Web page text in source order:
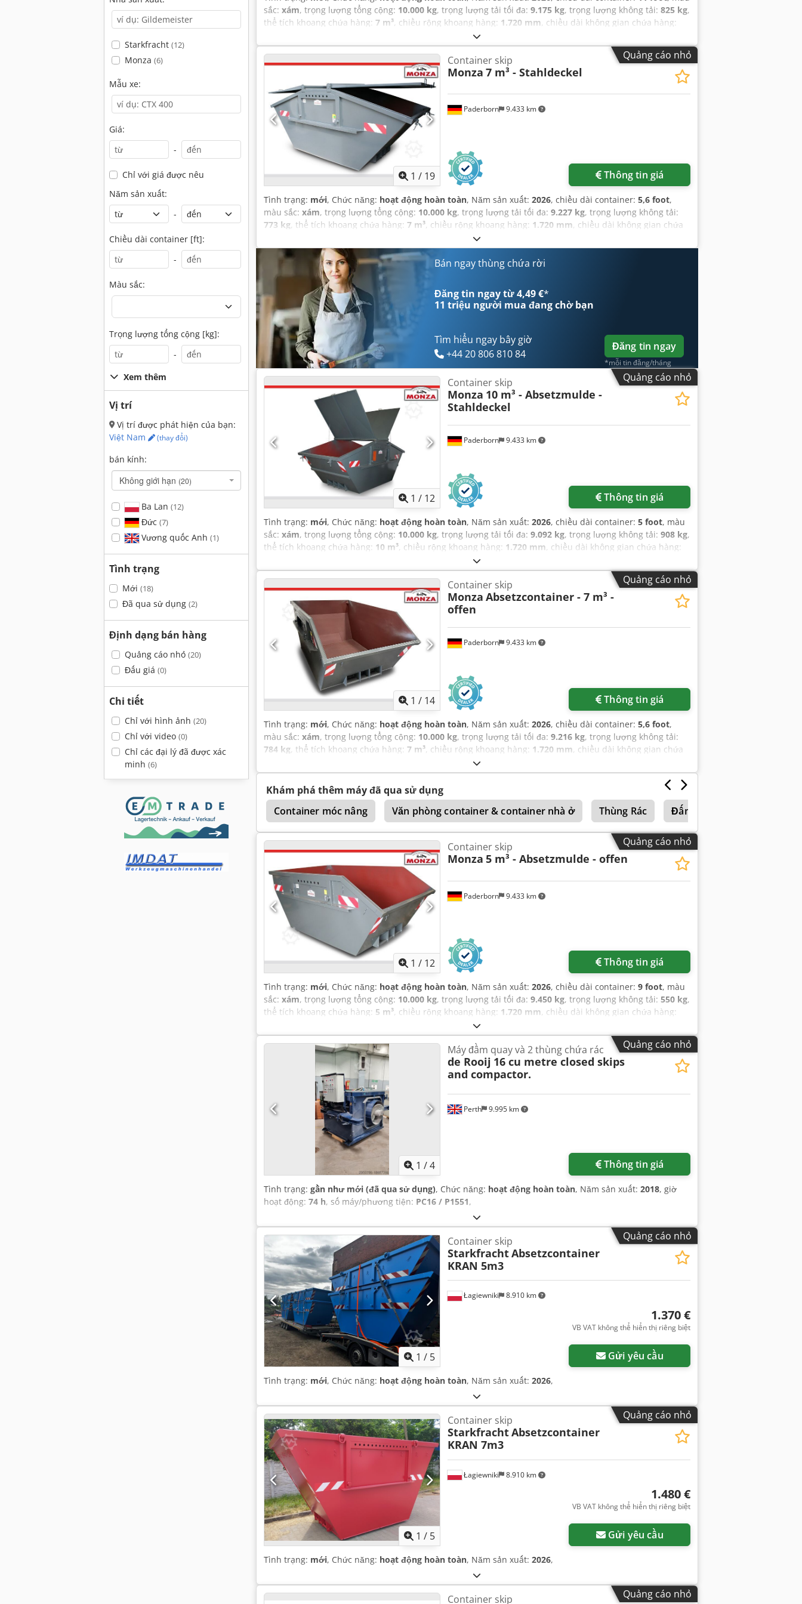
Starkfracht (12)
Monza (6)
Mẫu xe:
Giá:
-
Chỉ với giá được nêu
Năm sản xuất:
-
Chiều dài container [ft]:
-
Màu sắc:
Trọng lượng tổng cộng [kg]:
-
Xem thêm
Vị trí
Vị trí được phát hiện của bạn:
Việt Nam
(thay đổi)
bán kính:
Không giới hạn (20)
Ba Lan (12)
Đức (7)
Vương quốc Anh (1)
Tình trạng
Mới (18)
Đã qua sử dụng (2)
Định dạng bán hàng
Quảng cáo nhỏ (20)
Đấu giá (0)
Chi tiết
Chỉ với hình ảnh (20)
Chỉ với video (0)
Chỉ các đại lý đã được xác
minh (6)
sắc: xám, trọng lượng tổng cộng: 10.000 kg, trọng lượng tải tối đa: 9.175 kg, trọng lượng không tải: 825 kg,
thể tích khoang chứa hàng: 7 m³, chiều rộng khoang hàng: 1.720 mm, chiều dài không gian chứa hàng:
Quảng cáo nhỏ
1 / 19
Paderborn 9.433 km
Container skip
Monza 7 m³ - Stahldeckel
Thông tin giá
Tình trạng: mới, Chức năng: hoạt động hoàn toàn, Năm sản xuất: 2026, chiều dài container: 5,6 foot,
màu sắc: xám, trọng lượng tổng cộng: 10.000 kg, trọng lượng tải tối đa: 9.227 kg, trọng lượng không tải:
773 kg, thể tích khoang chứa hàng: 7 m³, chiều rộng khoang hàng: 1.720 mm, chiều dài không gian chứa
1.500 mm
Bán ngay thùng chứa rời
Đăng tin ngay từ 4,49 €*
11 triệu người mua đang chờ bạn
Tìm hiểu ngay bây giờ
+44 20 806 810 84
Đăng tin ngay
*mỗi tin đăng/tháng
Quảng cáo nhỏ
1 / 12
Paderborn 9.433 km
Container skip
Monza 10 m³ - Absetzmulde -
Stahldeckel
Thông tin giá
Tình trạng: mới, Chức năng: hoạt động hoàn toàn, Năm sản xuất: 2026, chiều dài container: 5 foot, màu
sắc: xám, trọng lượng tổng cộng: 10.000 kg, trọng lượng tải tối đa: 9.092 kg, trọng lượng không tải: 908 kg,
thể tích khoang chứa hàng: 10 m³, chiều rộng khoang hàng: 1.720 mm, chiều dài không gian chứa hàng:
Quảng cáo nhỏ
1 / 14
Paderborn 9.433 km
Container skip
Monza Absetzcontainer - 7 m³ -
offen
Thông tin giá
Tình trạng: mới, Chức năng: hoạt động hoàn toàn, Năm sản xuất: 2026, chiều dài container: 5,6 foot,
màu sắc: xám, trọng lượng tổng cộng: 10.000 kg, trọng lượng tải tối đa: 9.216 kg, trọng lượng không tải:
784 kg, thể tích khoang chứa hàng: 7 m³, chiều rộng khoang hàng: 1.720 mm, chiều dài không gian chứa
1.500 mm
Khám phá thêm máy đã qua sử dụng
Container móc nâng
Văn phòng container & container nhà ở Thùng Rác Đấm Máy
Stanze Đấm Máy Universal Đấm Máy
Quảng cáo nhỏ
1 / 12
Paderborn 9.433 km
Container skip
Monza 5 m³ - Absetzmulde - offen
Thông tin giá
Tình trạng: mới, Chức năng: hoạt động hoàn toàn, Năm sản xuất: 2026, chiều dài container: 9 foot, màu
sắc: xám, trọng lượng tổng cộng: 10.000 kg, trọng lượng tải tối đa: 9.450 kg, trọng lượng không tải: 550 kg,
thể tích khoang chứa hàng: 5 m³, chiều rộng khoang hàng: 1.720 mm, chiều dài không gian chứa hàng:
Quảng cáo nhỏ
1 /4
Perth 9.995 km
Máy đầm quay và 2 thùng chứa rác
de Rooij 16 cu metre closed skips
and compactor.
Thông tin giá
Tình trạng: gần như mới (đã qua sử dụng), Chức năng: hoạt động hoàn toàn, Năm sản xuất: 2018, giờ
hoạt động: 74 h, số máy/phương tiện: PC16 / P1551,
Quảng cáo nhỏ
1 / 5
Łagiewniki 8.910 km
Container skip
StarkfrachtAbsetzcontainer
KRAN 5m3
1.370 €
VB VAT không thể hiển thị riêng biệt
Gửi yêu cầu
Tình trạng: mới, Chức năng: hoạt động hoàn toàn, Năm sản xuất: 2026,
Quảng cáo nhỏ
1 / 5
Łagiewniki 8.910 km
Container skip
StarkfrachtAbsetzcontainer
KRAN 7m3
1.480 €
VB VAT không thể hiển thị riêng biệt
Gửi yêu cầu
Tình trạng: mới, Chức năng: hoạt động hoàn toàn, Năm sản xuất: 2026,
Quảng cáo nhỏ
Container skip